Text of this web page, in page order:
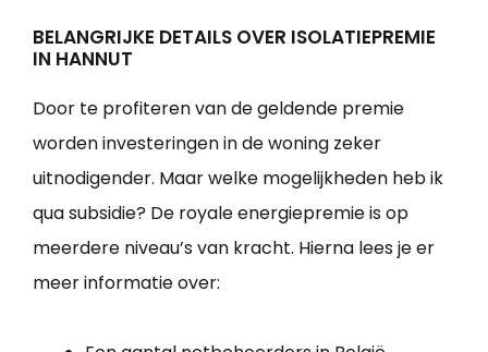
BELANGRIJKE DETAILS OVER ISOLATIEPREMIE
IN HANNUT
Door te profiteren van de geldende premie
worden investeringen in de woning zeker
uitnodigender. Maar welke mogelijkheden heb ik
qua subsidie? De royale energiepremie is op
meerdere niveau’s van kracht. Hierna lees je er
meer informatie over: